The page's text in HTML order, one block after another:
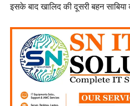
इसके बाद खालिद की दूसरी बहन साबिया